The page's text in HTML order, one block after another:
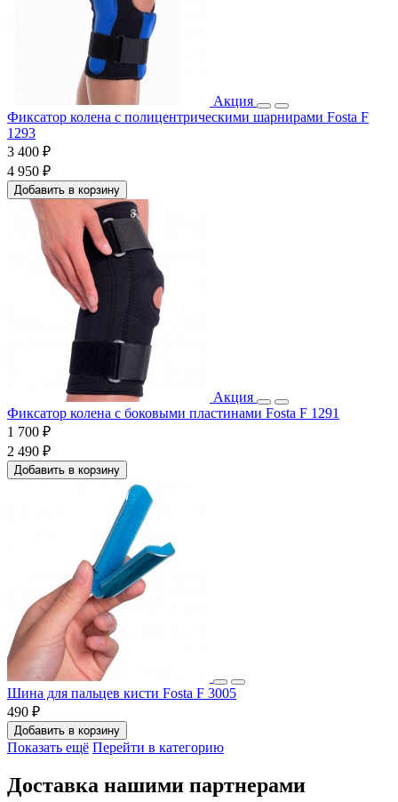
Акция
Фиксатор колена с полицентрическими шарнирами Fosta F
1293
3 400 ₽
4 950 ₽
Добавить в корзину
Акция
Фиксатор колена с боковыми пластинами Fosta F 1291
1 700 ₽
2 490 ₽
Добавить в корзину
Шина для пальцев кисти Fosta F 3005
490 ₽
Добавить в корзину
Показать ещё Перейти в категорию
Доставка нашими партнерами